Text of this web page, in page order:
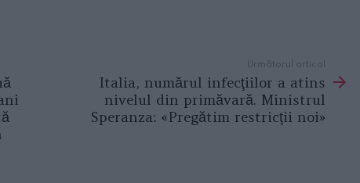
Următorul articol
Italia, numărul infecţiilor a atins
nivelul din primăvară. Ministrul
Speranza: «Pregătim restricţii noi»